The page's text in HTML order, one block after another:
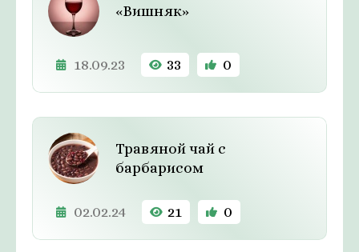
«Вишняк»
18.09.23 33 0
Травяной чай с
барбарисом
02.02.24 21 0